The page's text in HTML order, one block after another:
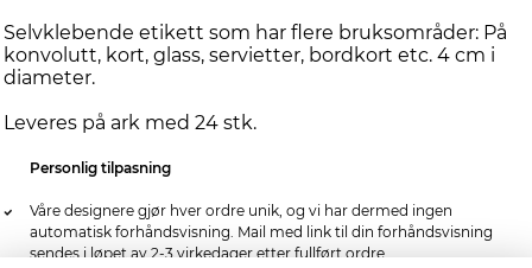
Selvklebende etikett som har flere bruksområder: På
konvolutt, kort, glass, servietter, bordkort etc. 4 cm i
diameter.
Leveres på ark med 24 stk.
Personlig tilpasning
Våre designere gjør hver ordre unik, og vi har dermed ingen
automatisk forhåndsvisning. Mail med link til din forhåndsvisning
sendes i løpet av 2-3 virkedager etter fullført ordre